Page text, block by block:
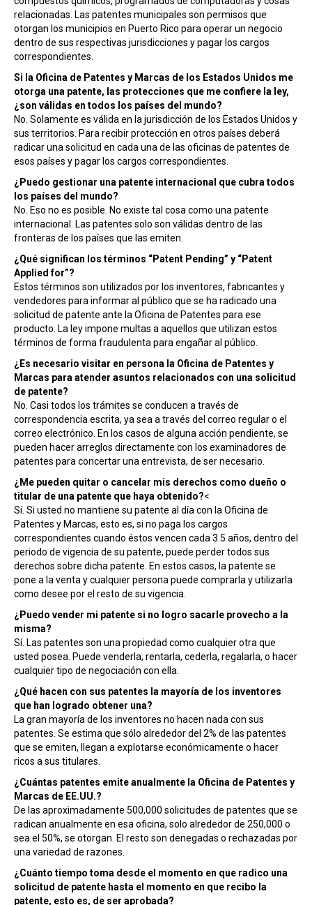
relacionadas. Las patentes municipales son permisos que
otorgan los municipios en Puerto Rico para operar un negocio
dentro de sus respectivas jurisdicciones y pagar los cargos
correspondientes.
Si la Oficina de Patentes y Marcas de los Estados Unidos me
otorga una patente, las protecciones que me confiere la ley,
¿son válidas en todos los países del mundo?
No. Solamente es válida en la jurisdicción de los Estados Unidos y
sus territorios. Para recibir protección en otros países deberá
radicar una solicitud en cada una de las oficinas de patentes de
esos países y pagar los cargos correspondientes.
¿Puedo gestionar una patente internacional que cubra todos
los países del mundo?
No. Eso no es posible. No existe tal cosa como una patente
internacional. Las patentes solo son válidas dentro de las
fronteras de los países que las emiten.
¿Qué significan los términos “Patent Pending” y “Patent
Applied for”?
Estos términos son utilizados por los inventores, fabricantes y
vendedores para informar al público que se ha radicado una
solicitud de patente ante la Oficina de Patentes para ese
producto. La ley impone multas a aquellos que utilizan estos
términos de forma fraudulenta para engañar al público.
¿Es necesario visitar en persona la Oficina de Patentes y
Marcas para atender asuntos relacionados con una solicitud
de patente?
No. Casi todos los trámites se conducen a través de
correspondencia escrita, ya sea a través del correo regular o el
correo electrónico. En los casos de alguna acción pendiente, se
pueden hacer arreglos directamente con los examinadores de
patentes para concertar una entrevista, de ser necesario.
¿Me pueden quitar o cancelar mis derechos como dueño o
titular de una patente que haya obtenido?<
Sí. Si usted no mantiene su patente al día con la Oficina de
Patentes y Marcas, esto es, si no paga los cargos
correspondientes cuando éstos vencen cada 3.5 años, dentro del
periodo de vigencia de su patente, puede perder todos sus
derechos sobre dicha patente. En estos casos, la patente se
pone a la venta y cualquier persona puede comprarla y utilizarla
como desee por el resto de su vigencia.
¿Puedo vender mi patente si no logro sacarle provecho a la
misma?
Sí. Las patentes son una propiedad como cualquier otra que
usted posea. Puede venderla, rentarla, cederla, regalarla, o hacer
cualquier tipo de negociación con ella.
¿Qué hacen con sus patentes la mayoría de los inventores
que han logrado obtener una?
La gran mayoría de los inventores no hacen nada con sus
patentes. Se estima que sólo alrededor del 2% de las patentes
que se emiten, llegan a explotarse económicamente o hacer
ricos a sus titulares.
¿Cuántas patentes emite anualmente la Oficina de Patentes y
Marcas de EE.UU.?
De las aproximadamente 500,000 solicitudes de patentes que se
radican anualmente en esa oficina, solo alrededor de 250,000 o
sea el 50%, se otorgan. El resto son denegadas o rechazadas por
una variedad de razones.
¿Cuánto tiempo toma desde el momento en que radico una
solicitud de patente hasta el momento en que recibo la
patente, esto es, de ser aprobada?